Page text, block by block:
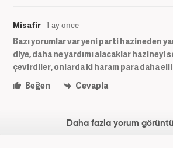
Misafir 1 ay önce
Bazı yorumlar var yeni parti hazineden
diye, daha ne yardımı alacaklar hazineyi
çevirdiler, onlarda ki haram para daha
Beğen
Cevapla
Daha fazla yorum